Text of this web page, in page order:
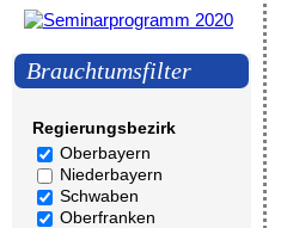
Brauchtumsfilter
Regierungsbezirk
Oberbayern
Niederbayern
Schwaben
Oberfranken